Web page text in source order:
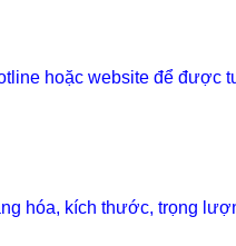
hoặc website để được
hóa, kích thước, trọng